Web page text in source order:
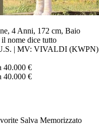
4 Anni, 172 cm, Baio
nome dice tutto
| MV: VIVALDI (KWPN)
40.000 €
40.000 €
Salva Memorizzato